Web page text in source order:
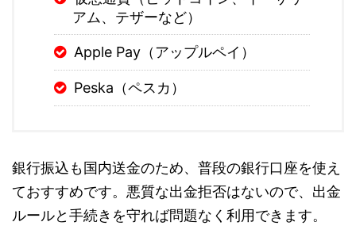
アム、テザーなど）
Apple Pay（アップルペイ）
Peska（ペスカ）
銀行振込も国内送金のため、普段の銀行口座を使え
ておすすめです。悪質な出金拒否はないので、出金
ルールと手続きを守れば問題なく利用できます。